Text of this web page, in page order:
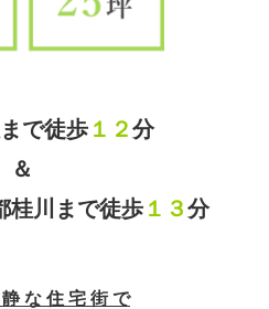
で徒歩 １２分
＆
桂川まで徒歩 １３分
な 住 宅 街 で